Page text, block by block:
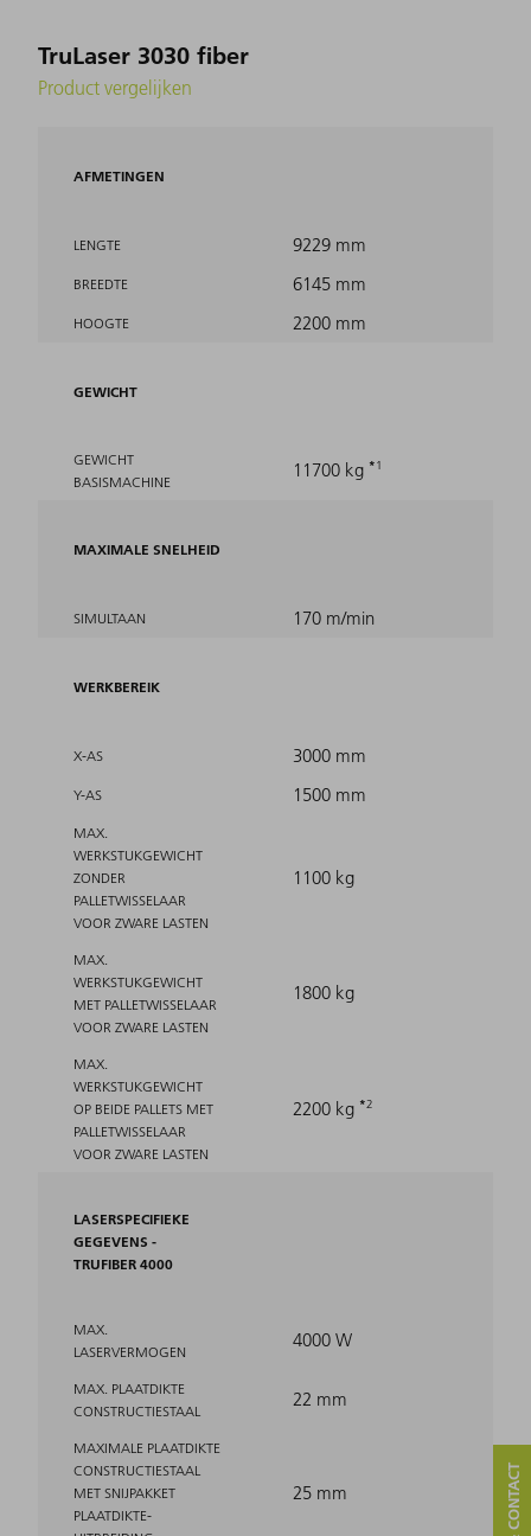
TruLaser 3030 fiber
Product vergelijken
AFMETINGEN
LENGTE 9229 mm
BREEDTE 6145 mm
HOOGTE 2200 mm
GEWICHT
GEWICHT
BASISMACHINE
11700 kg 1
MAXIMALE SNELHEID
SIMULTAAN 170 m/min
WERKBEREIK
X-AS 3000 mm
Y-AS 1500 mm
MAX.
WERKSTUKGEWICHT
ZONDER
PALLETWISSELAAR
VOOR ZWARE LASTEN
1100 kg
MAX.
WERKSTUKGEWICHT
MET PALLETWISSELAAR
VOOR ZWARE LASTEN
1800 kg
MAX.
WERKSTUKGEWICHT
OP BEIDE PALLETS MET
PALLETWISSELAAR
VOOR ZWARE LASTEN
2200 kg 2
LASERSPECIFIEKE
GEGEVENS -
TRUFIBER 4000
MAX.
LASERVERMOGEN
4000 W
MAX. PLAATDIKTE
CONSTRUCTIESTAAL
22 mm
MAXIMALE PLAATDIKTE
CONSTRUCTIESTAAL
MET SNIJPAKKET
PLAATDIKTE-
25 mm